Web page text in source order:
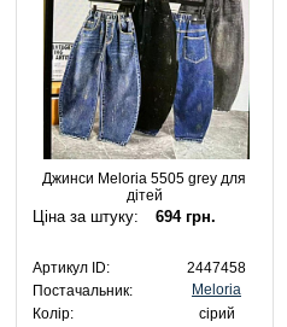
Джинси Meloria 5505 grey для
дітей
Ціна за штуку: 694 грн.
Артикул ID:
2447458
Постачальник:
Meloria
Колір:
сірий